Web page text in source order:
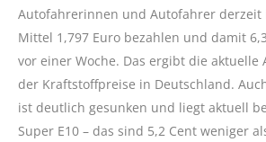
Autofahrerinnen und Autofahrer derzeit
Mittel 1,797 Euro bezahlen und damit
vor einer Woche. Das ergibt die aktuelle
der Kraftstoffpreise in Deutschland.
ist deutlich gesunken und liegt aktuell
Super E10 – das sind 5,2 Cent weniger